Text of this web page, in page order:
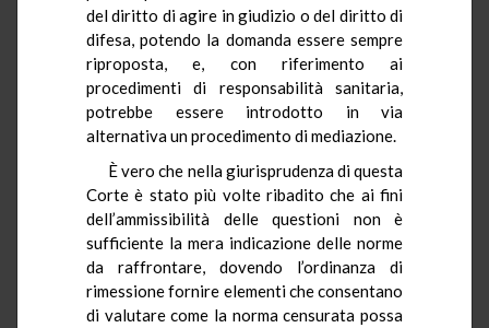
del diritto di agire in giudizio o del diritto di
difesa, potendo la domanda essere sempre
riproposta, e, con riferimento ai
procedimenti di responsabilità sanitaria,
potrebbe essere introdotto in via
alternativa un procedimento di mediazione.
È vero che nella giurisprudenza di questa
Corte è stato più volte ribadito che ai fini
dell’ammissibilità delle questioni non è
sufficiente la mera indicazione delle norme
da raffrontare, dovendo l’ordinanza di
rimessione fornire elementi che consentano
di valutare come la norma censurata possa